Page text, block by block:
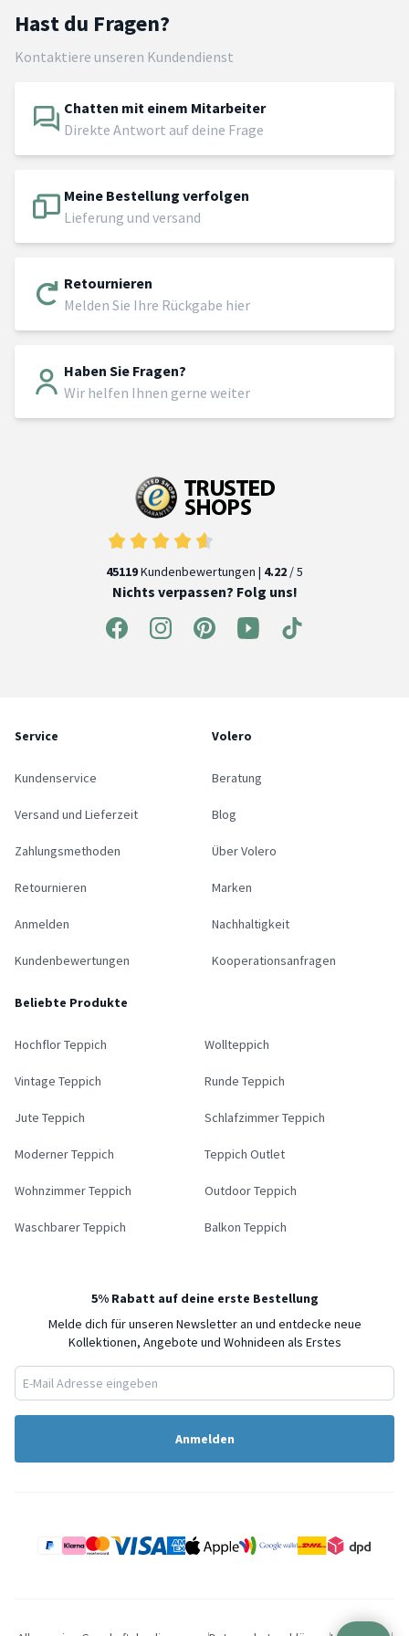
Hast du Fragen?
Kontaktiere unseren Kundendienst
Chatten mit einem Mitarbeiter
Direkte Antwort auf deine Frage
Meine Bestellung verfolgen
Lieferung und versand
Retournieren
Melden Sie Ihre Rückgabe hier
Haben Sie Fragen?
Wir helfen Ihnen gerne weiter
45119Kundenbewertungen | 4.22 / 5
Nichts verpassen? Folg uns!
Service
Kundenservice
Versand und Lieferzeit
Zahlungsmethoden
Retournieren
Anmelden
Kundenbewertungen
Volero
Beratung
Blog
Über Volero
Marken
Nachhaltigkeit
Kooperationsanfragen
Beliebte Produkte
Hochflor Teppich Wollteppich
Vintage Teppich Runde Teppich
Jute Teppich Schlafzimmer Teppich
Moderner Teppich Teppich Outlet
Wohnzimmer Teppich Outdoor Teppich
Waschbarer Teppich Balkon Teppich
5% Rabatt auf deine erste Bestellung
Melde dich für unseren Newsletter an und entdecke neue
Kollektionen, Angebote und Wohnideen als Erstes
Anmelden